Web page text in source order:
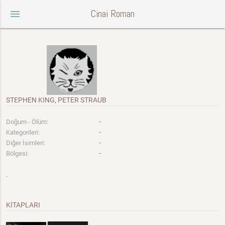
menu Cinai Roman
STEPHEN KING, PETER STRAUB
Doğum - Ölüm: -
Kategorileri: -
Diğer İsimleri: -
Bölgesi: -
.
KİTAPLARI